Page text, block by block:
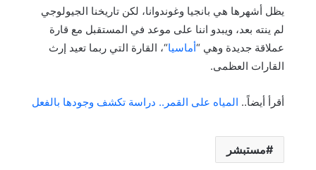
يظل أشهرها هي بانجيا وغوندوانا، لكن تاريخنا الجيولوجي
لم ينته بعد، ويبدو اننا على موعد في المستقبل مع قارة
عملاقة جديدة وهي “أماسيا“، القارة التي ربما تعيد إرث
القارات العظمى.
أقرأ أيضاً.. المياه على القمر.. دراسة تكشف وجودها بالفعل
مستبشر